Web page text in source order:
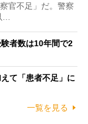
官不足」だ。警察
者数は10年間で2
て「患者不足」に
一覧を見る